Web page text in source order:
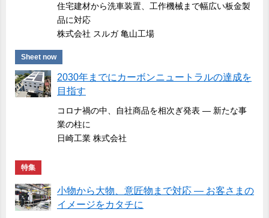
住宅建材から洗車装置、工作機械まで幅広い板金製
品に対応
株式会社 スルガ 亀山工場
Sheet now
2030年までにカーボンニュートラルの達成を
目指す
コロナ禍の中、自社商品を相次ぎ発表 ― 新たな事
業の柱に
日崎工業 株式会社
特集
小物から大物、意匠物まで対応 ― お客さまの
イメージをカタチに